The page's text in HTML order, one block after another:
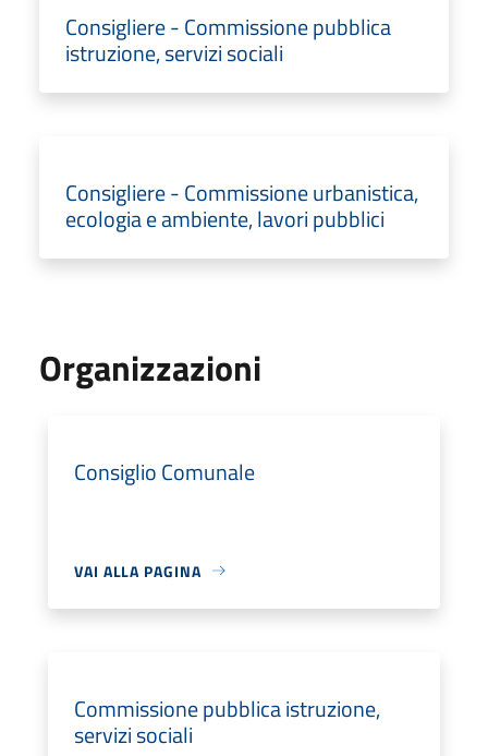
Consigliere - Commissione pubblica
istruzione, servizi sociali
Consigliere - Commissione urbanistica,
ecologia e ambiente, lavori pubblici
Organizzazioni
Consiglio Comunale
VAI ALLA PAGINA
Commissione pubblica istruzione,
servizi sociali